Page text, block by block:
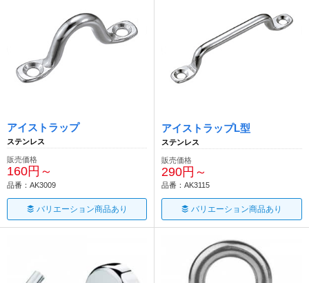
アイストラップ
ステンレス
販売価格
160円～
品番：AK3009
バリエーション商品あり
アイストラップL型
ステンレス
販売価格
290円～
品番：AK3115
バリエーション商品あり